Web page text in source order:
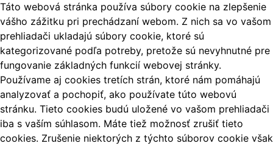
Táto webová stránka používa súbory cookie na zlepšenie
vášho zážitku pri prechádzaní webom. Z nich sa vo vašom
prehliadači ukladajú súbory cookie, ktoré sú
kategorizované podľa potreby, pretože sú nevyhnutné pre
fungovanie základných funkcií webovej stránky.
Používame aj cookies tretích strán, ktoré nám pomáhajú
analyzovať a pochopiť, ako používate túto webovú
stránku. Tieto cookies budú uložené vo vašom prehliadači
iba s vaším súhlasom. Máte tiež možnosť zrušiť tieto
cookies. Zrušenie niektorých z týchto súborov cookie však